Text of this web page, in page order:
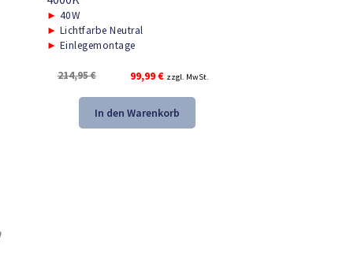
► 40W
► Lichtfarbe Neutral
► Einlegemontage
214,95€
Ursprünglicher
war:
214,95 €
99,99€Aktueller
ist:
99,99 €.
zzgl. MwSt.
In den Warenkorb